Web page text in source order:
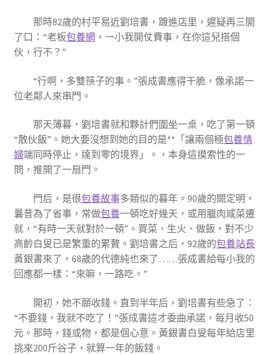
那時82歲的村平易近劉培書，踱進店里，遲疑再三開
了口：“老板包養網 ，一小我開仗費事，在你這兒搭個
伙，行不？”
“行啊，多雙筷子的事。”張成書應得干脆，像承諾一
位老鄰人來串門。
那天薄暮，劉培書就和夥計們圍坐一桌，吃了第一頓
“散伙飯”。她大要沒想到她的目的是**「讓兩個極包養情
婦端同時停止，達到零的境界」。，本身這摸索性的一
問，推開了一扇門。
門后，是很包養故事多類似的暮年。90歲的闕定明，
曩昔為了省事，常做包養一頓吃好幾天，或用臘肉咸菜遷
就，“有時一天就對於一頓”。買菜、生火、做飯，對不少
高齡白叟已是繁重的累贅。劉培書之后，92歲的包養站長
黃銀書來了，68歲的代德純也來了……張成書給每小我的
回應都一樣：“來嘛，一路吃。”
開初，她不願收錢。直到半年后，劉培書有些急了：
“不要錢，我就不吃了！”張成書這才委曲承諾，每月收50
元。那時，錢或物，都是個心意。黃銀書白叟每年給店里
挑來200斤谷子，就算一年的飯錢。